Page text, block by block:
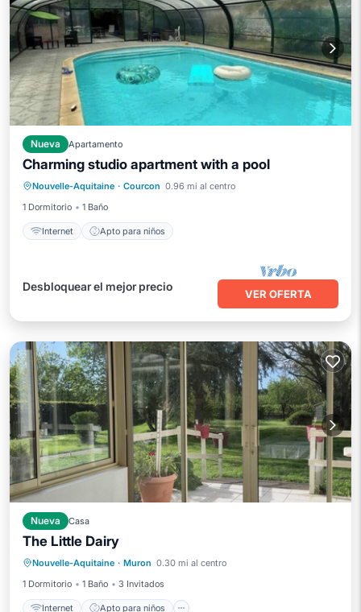
Nueva Apartamento
Charming studio apartment with a pool
Nouvelle-Aquitaine · Courcon 0.96 mi al centro
1 Dormitorio
1 Baño
Internet Apto para niños
Internet Apto para niños
Desbloquear el mejor precio
VER OFERTA
Nueva Casa
The Little Dairy
Nouvelle-Aquitaine · Muron 0.30 mi al centro
1 Dormitorio
1 Baño 3 Invitados
Internet Apto para niños
Internet
Zona para fumadores designada